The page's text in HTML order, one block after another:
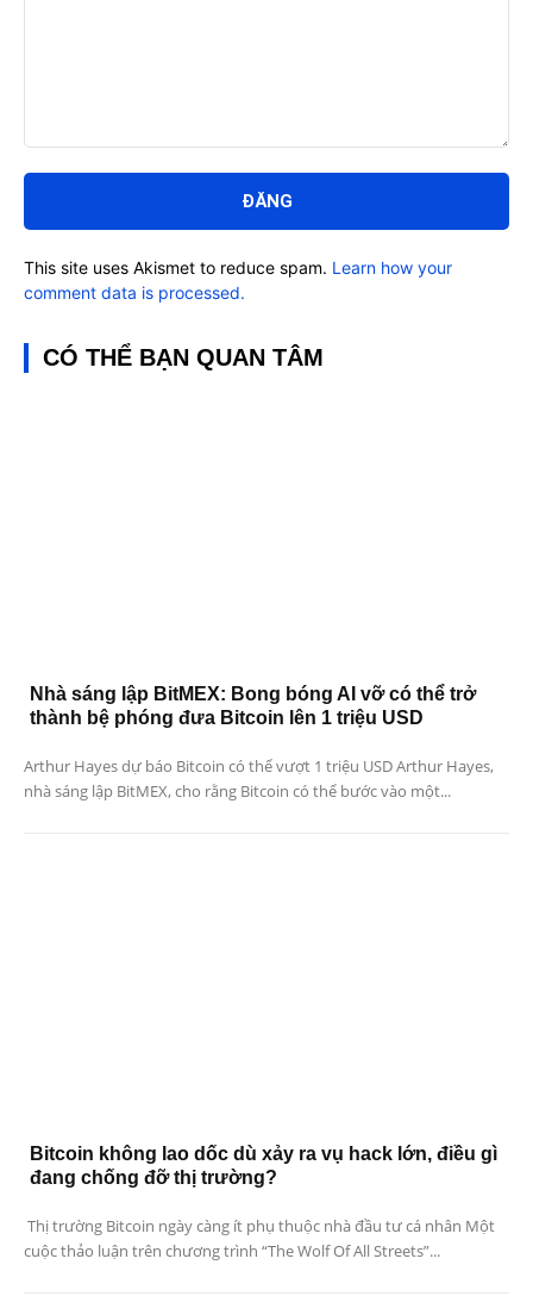
luận:
This site uses Akismet to reduce spam. Learn how your
comment data is processed.
CÓ THỂ BẠN QUAN TÂM
Nhà sáng lập BitMEX: Bong bóng AI vỡ có thể trở
thành bệ phóng đưa Bitcoin lên 1 triệu USD
Arthur Hayes dự báo Bitcoin có thể vượt 1 triệu USD Arthur Hayes,
nhà sáng lập BitMEX, cho rằng Bitcoin có thể bước vào một...
Bitcoin không lao dốc dù xảy ra vụ hack lớn, điều gì
đang chống đỡ thị trường?
Thị trường Bitcoin ngày càng ít phụ thuộc nhà đầu tư cá nhân Một
cuộc thảo luận trên chương trình “The Wolf Of All Streets”...